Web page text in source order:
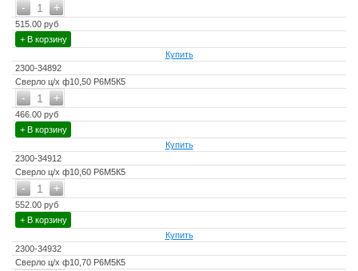
+
- 1
515.00 руб
+ В корзину
Купить
2300-34892
Сверло ц/х ф10,50 Р6М5К5
+
- 1
466.00 руб
+ В корзину
Купить
2300-34912
Сверло ц/х ф10,60 Р6М5К5
+
- 1
552.00 руб
+ В корзину
Купить
2300-34932
Сверло ц/х ф10,70 Р6М5К5